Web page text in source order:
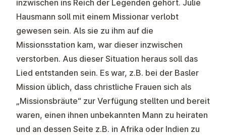
inzwischen ins Reich der Legenden gehört. Julie
Hausmann soll mit einem Missionar verlobt
gewesen sein. Als sie zu ihm auf die
Missionsstation kam, war dieser inzwischen
verstorben. Aus dieser Situation heraus soll das
Lied entstanden sein. Es war, z.B. bei der Basler
Mission üblich, dass christliche Frauen sich als
„Missionsbräute“ zur Verfügung stellten und bereit
waren, einen ihnen unbekannten Mann zu heiraten
und an dessen Seite z.B. in Afrika oder Indien zu